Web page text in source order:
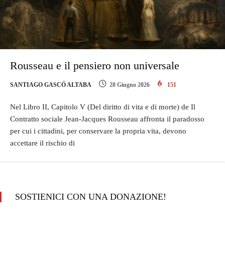
Rousseau e il pensiero non universale
SANTIAGO GASCÓ ALTABA 28 Giugno 2026 151
Nel Libro II, Capitolo V (Del diritto di vita e di morte) de Il
Contratto sociale Jean-Jacques Rousseau affronta il paradosso
per cui i cittadini, per conservare la propria vita, devono
accettare il rischio di
SOSTIENICI CON UNA DONAZIONE!